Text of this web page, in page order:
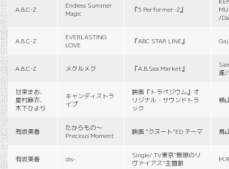
A.B.C-Z
Endless Summer
Magic
『5 Performer-Z』
/
A.B.C-Z
EVERLASTING
LOVE
『ABC STAR LINE』
A.B.C-Z メクルメク 『A.B.Sea Market』
進/
甘束まお、
星村麻衣、
木下ひより
キャンディストラ
イプ
映画『トラペジウム』オ
リジナル・サウンドトラ
ック
横
有坂美香
たからもの〜
Precious Moment
映画 “クヌート”ED テーマ 鳥
有坂美香 dis-
Single/ TV東京“無限のリ
ヴァイアス”主題歌